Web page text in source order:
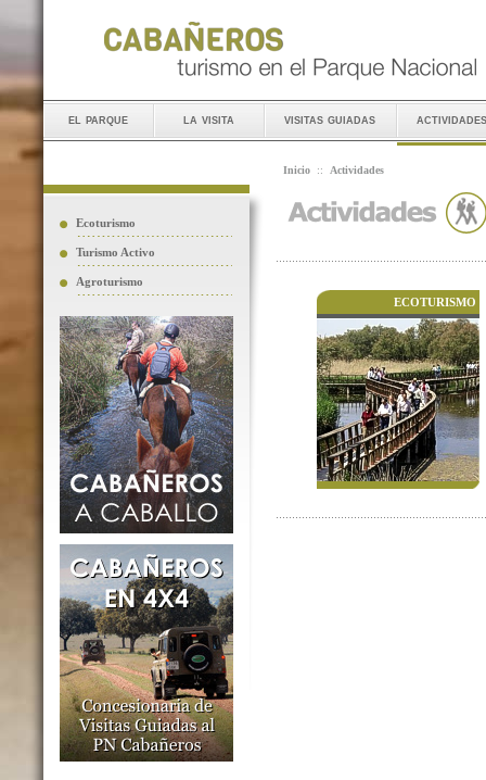
el parque la visita visitas guiadas actividades
Ecoturismo
Turismo Activo
Agroturismo
Inicio :: Actividades
ECOTURISMO